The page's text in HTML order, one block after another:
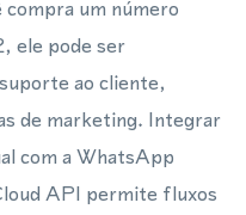
um número
ele pode ser
ao cliente,
de marketing. Integrar
com a WhatsApp
API permite fluxos